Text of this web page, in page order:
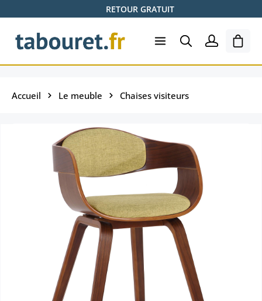
Passer au contenu principalRETOUR GRATUIT
Le
Accueil Le meuble Chaises visiteurs